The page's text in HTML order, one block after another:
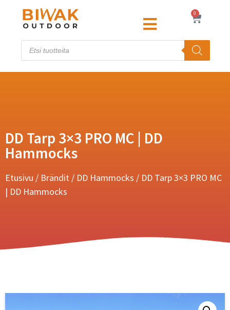
0
DD Tarp 3×3 PRO MC | DD
Hammocks
Etusivu / Brändit / DD Hammocks / DD Tarp 3×3 PRO MC
| DD Hammocks